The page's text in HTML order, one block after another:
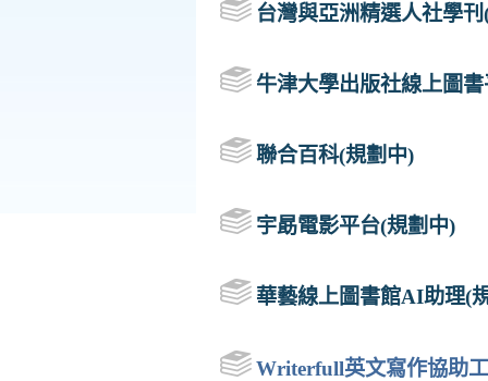
台灣與亞洲精選人社學
牛津大學出版社線上圖
聯合百科(規劃中)
宇勗電影平台(規劃中)
華藝線上圖書館AI助理(
Writerfull英文寫作協助